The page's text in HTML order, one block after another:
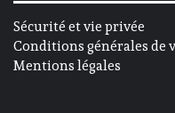
Sécurité et vie privée
Conditions générales de
Mentions légales